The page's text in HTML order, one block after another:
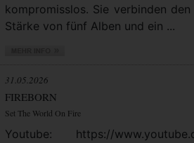
kompromisslos. Sie verbinden
Stärke von fünf Alben und ein ...
31.05.2026
FIREBORN
Set The World On Fire
Youtube: https://